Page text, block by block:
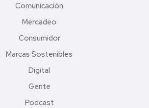
Comunicación
Mercadeo
Consumidor
Marcas Sostenibles
Digital
Gente
Podcast